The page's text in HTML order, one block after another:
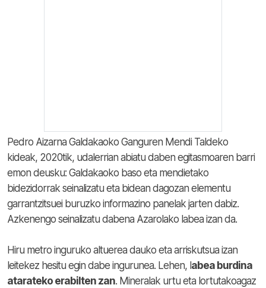
Pedro Aizarna Galdakaoko Ganguren Mendi Taldeko
kideak, 2020tik, udalerrian abiatu daben egitasmoaren barri
emon deusku: Galdakaoko baso eta mendietako
bidezidorrak seinalizatu eta bidean dagozan elementu
garrantzitsuei buruzko informazino panelak jarten dabiz.
Azkenengo seinalizatu dabena Azarolako labea izan da.
Hiru metro inguruko altuerea dauko eta arriskutsua izan
leitekez hesitu egin dabe ingurunea. Lehen, l abea burdina
atarateko erabilten zan. Mineralak urtu eta lortutakoagaz